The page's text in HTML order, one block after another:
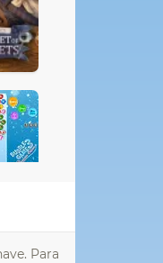
Para